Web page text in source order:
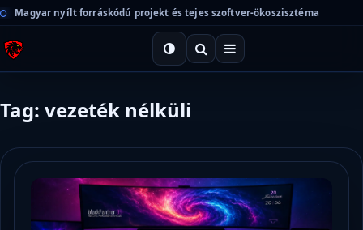
Magyar nyílt forráskódú projekt és tejes szoftver-ökoszisztéma
Tag: vezeték nélküli